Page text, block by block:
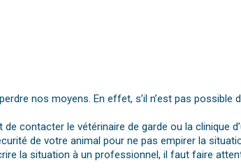
nos moyens. En effet, s’il n’est pas possible
contacter le vétérinaire de garde ou la clinique
de votre animal pour ne pas empirer la
la situation à un professionnel, il faut faire